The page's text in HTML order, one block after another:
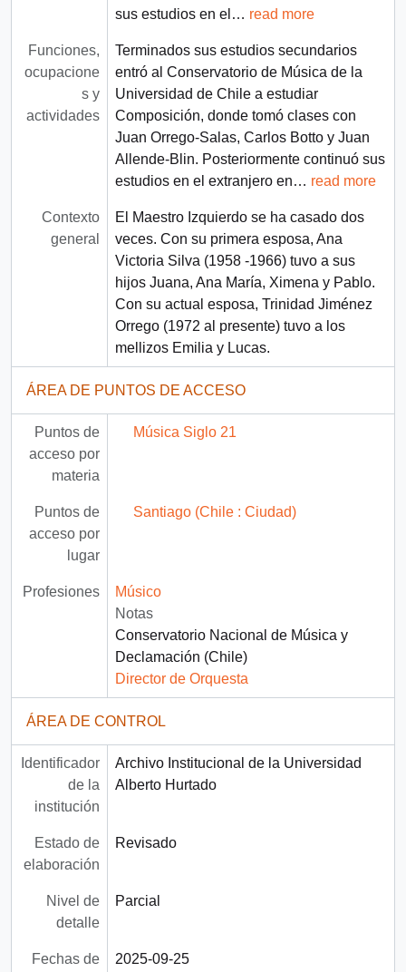
sus estudios en el … read more
Funciones,
ocupacione
s y
actividades
Terminados sus estudios secundarios
entró al Conservatorio de Música de la
Universidad de Chile a estudiar
Composición, donde tomó clases con
Juan Orrego-Salas, Carlos Botto y Juan
Allende-Blin. Posteriormente continuó sus
estudios en el extranjero en… read more
Contexto
general
El Maestro Izquierdo se ha casado dos
veces. Con su primera esposa, Ana
Victoria Silva (1958 -1966) tuvo a sus
hijos Juana, Ana María, Ximena y Pablo.
Con su actual esposa, Trinidad Jiménez
Orrego (1972 al presente) tuvo a los
mellizos Emilia y Lucas.
ÁREA DE PUNTOS DE ACCESO
Puntos de
acceso por
materia
Música Siglo 21
Puntos de
acceso por
lugar
Santiago (Chile : Ciudad)
Profesiones
Músico
Notas
Conservatorio Nacional de Música y
Declamación (Chile)
Director de Orquesta
ÁREA DE CONTROL
Identificador
de la
institución
Archivo Institucional de la Universidad
Alberto Hurtado
Estado de
elaboración
Revisado
Nivel de
detalle
Parcial
Fechas de
2025-09-25